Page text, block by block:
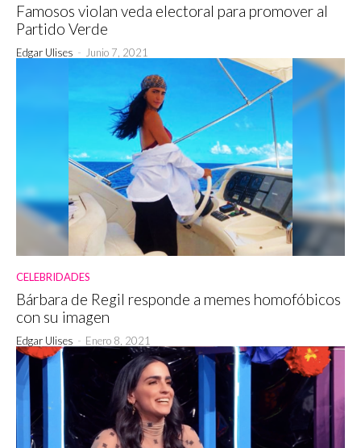
Famosos violan veda electoral para promover al
Partido Verde
Edgar Ulises - Junio 7, 2021
CELEBRIDADES
Bárbara de Regil responde a memes homofóbicos
con su imagen
Edgar Ulises - Enero 8, 2021